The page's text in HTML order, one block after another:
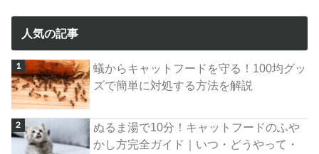
人気の記事
蟻からキャットフードを守る！100均グッ
ズで簡単に対処する方法を解説
ぬるま湯で10分！キャットフードのふや
かし方完全ガイド｜いつ・どうやって・